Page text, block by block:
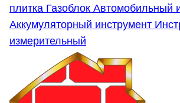
плитка Газоблок Автомобильный
Аккумуляторный инструмент
измерительный